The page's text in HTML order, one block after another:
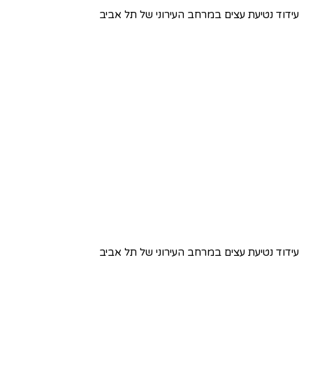
עידוד נטיעת עצים במרחב העירוני של תל אביב
עידוד נטיעת עצים במרחב העירוני של תל אביב